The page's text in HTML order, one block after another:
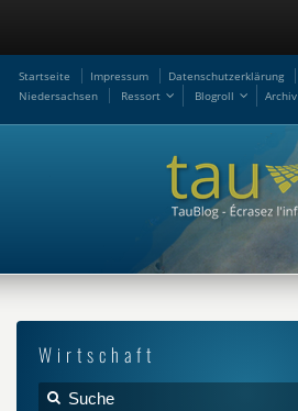
Startseite Impressum Datenschutzerklärung
Niedersachsen
Ressort Blogroll Archiv
Wirtschaft